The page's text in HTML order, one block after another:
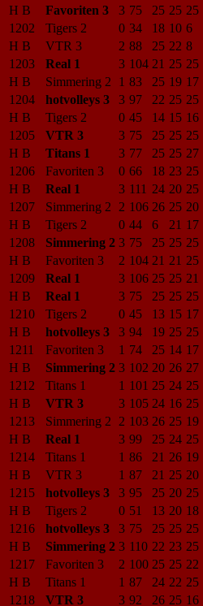
H B
Favoriten 3 3 75 25 25 25
1202
Tigers 2 0 34 18 10 6
H B
VTR 3 2 88 25 22 8
1203
Real 1 3 104 21 25 25
H B
Simmering 2 1 83 25 19 17
1204
hotvolleys 3 3 97 22 25 25
H B
Tigers 2 0 45 14 15 16
1205
VTR 3 3 75 25 25 25
H B
Titans 1 3 77 25 25 27
1206
Favoriten 3 0 66 18 23 25
H B
Real 1 3 111 24 20 25
1207
Simmering 2 2 106 26 25 20
H B
Tigers 2 0 44 6 21 17
1208
Simmering 2 3 75 25 25 25
H B
Favoriten 3 2 104 21 21 25
1209
Real 1 3 106 25 25 21
H B
Real 1 3 75 25 25 25
1210
Tigers 2 0 45 13 15 17
H B
hotvolleys 3 3 94 19 25 25
1211
Favoriten 3 1 74 25 14 17
H B
Simmering 2 3 102 20 26 27
1212
Titans 1 1 101 25 24 25
H B
VTR 3 3 105 24 16 25
1213
Simmering 2 2 103 26 25 19
H B
Real 1 3 99 25 24 25
1214
Titans 1 1 86 21 26 19
H B
VTR 3 1 87 21 25 20
1215
hotvolleys 3 3 95 25 20 25
H B
Tigers 2 0 51 13 20 18
1216
hotvolleys 3 3 75 25 25 25
H B
Simmering 2 3 110 22 23 25
1217
Favoriten 3 2 100 25 25 22
H B
Titans 1 1 87 24 22 25
1218
VTR 3 3 92 26 25 16